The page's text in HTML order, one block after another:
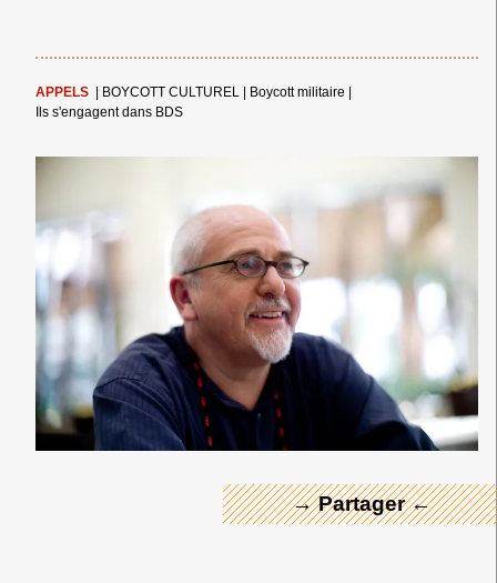
APPELS BOYCOTT CULTUREL Boycott militaire
Ils s'engagent dans BDS
→ Partager ←
← Merci ! →